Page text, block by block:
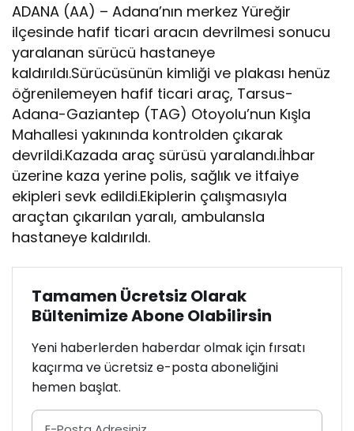
ADANA (AA) – Adana’nın merkez Yüreğir
ilçesinde hafif ticari aracın devrilmesi sonucu
yaralanan sürücü hastaneye
kaldırıldı.Sürücüsünün kimliği ve plakası henüz
öğrenilemeyen hafif ticari araç, Tarsus-
Adana-Gaziantep (TAG) Otoyolu’nun Kışla
Mahallesi yakınında kontrolden çıkarak
devrildi.Kazada araç sürüsü yaralandı.İhbar
üzerine kaza yerine polis, sağlık ve itfaiye
ekipleri sevk edildi.Ekiplerin çalışmasıyla
araçtan çıkarılan yaralı, ambulansla
hastaneye kaldırıldı.
Tamamen Ücretsiz Olarak
Bültenimize Abone Olabilirsin
Yeni haberlerden haberdar olmak için fırsatı
kaçırma ve ücretsiz e-posta aboneliğini
hemen başlat.